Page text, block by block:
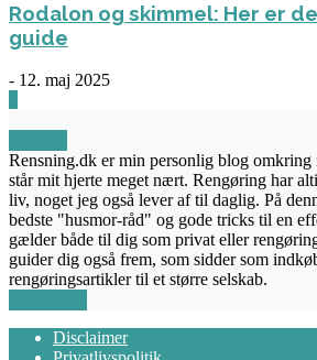
Rodalon og skimmel: Her er
guide
- 12. maj 2025
Rensning.dk er min personlig blog
står mit hjerte meget nært. Rengøring har
liv, noget jeg også lever af til daglig. På
bedste "husmor-råd" og gode tricks til en
gælder både til dig som privat eller
guider dig også frem, som sidder som
rengøringsartikler til et større selskab.
Disclaimer